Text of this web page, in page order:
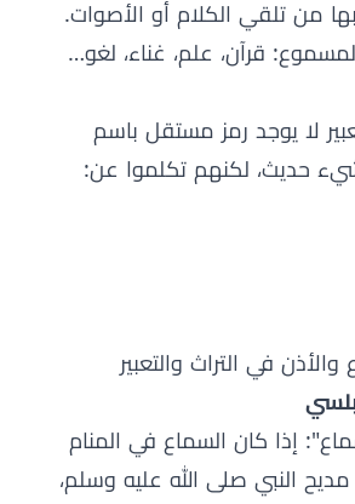
من تلقي الكلام أو الأصوات.
قرآن، علم، غناء، لغو…
لا يوجد رمز مستقل باسم
حديث، لكنهم تكلموا عن:
والأذن في التراث والتعبير
إذا كان السماع في المنام
مديح النبي صلى الله عليه وسلم،